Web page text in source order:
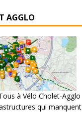
AGGLO
à Vélo Cholet-Agglo
qui manquent